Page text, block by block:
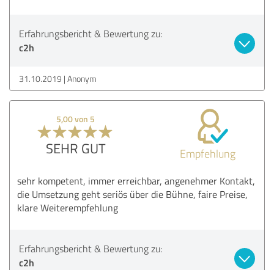
Erfahrungsbericht & Bewertung zu:
c2h
31.10.2019 Anonym
5,00 von 5
SEHR GUT Empfehlung
sehr kompetent, immer erreichbar, angenehmer Kontakt,
die Umsetzung geht seriös über die Bühne, faire Preise,
klare Weiterempfehlung
Erfahrungsbericht & Bewertung zu:
c2h